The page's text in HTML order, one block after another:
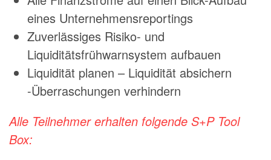
eines Unternehmensreportings
Zuverlässiges Risiko- und
Liquiditätsfrühwarnsystem aufbauen
Liquidität planen – Liquidität absichern
-Überraschungen verhindern
Alle Teilnehmer erhalten folgende S+P Tool
Box: